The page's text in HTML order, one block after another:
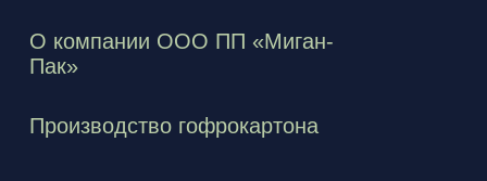
О компании ООО ПП «Миган-
Пак»
Производство гофрокартона